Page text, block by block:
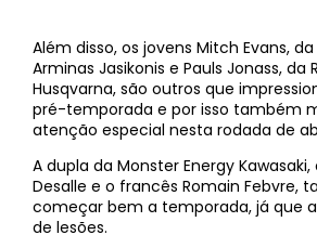
Além disso, os jovens Mitch Evans, da
Arminas Jasikonis e Pauls Jonass, da
Husqvarna, são outros que
pré-temporada e por isso também
atenção especial nesta rodada de
A dupla da Monster Energy
Desalle e o francês Romain Febvre,
começar bem a temporada, já que
de lesões.